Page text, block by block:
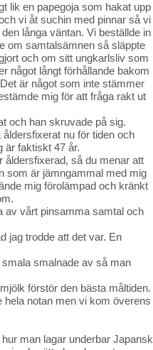
lik en papegoja som hakat upp
vi åt suchin med pinnar så vi
långa väntan. Vi beställde in
om samtalsämnen så släppte
och om sitt ungkarlsliv som
något långt förhållande bakom
är något som inte stämmer
mig för att fråga rakt ut
och han skruvade på sig.
nu för tiden och
är faktiskt 47 år.
åldersfixerad, så du menar att
som är jämngammal med mig
mig förolämpad och kränkt
av vårt pinsamma samtal och
jag trodde att det var. En
smalnade av så man
förstör den bästa måltiden.
hela notan men vi kom överens
man lagar underbar Japansk